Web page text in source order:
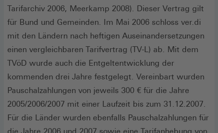
Tarifarchiv 2006, Meerkamp 2008). Dieser Vertrag gilt
für Bund und Gemeinden. Im Mai 2006 schloss ver.di
mit den Ländern nach heftigen Auseinandersetzungen
einen vergleichbaren Tarifvertrag (TV-L) ab. Mit dem
TVöD wurde auch die Entgeltentwicklung der
kommenden drei Jahre festgelegt. Vereinbart wurden
Pauschalzahlungen von jeweils 300 € für die Jahre
2005/2006/2007 mit einer Laufzeit bis zum 31.12.2007.
Für die Länder wurden ebenfalls Pauschalzahlungen für
die Jahre 2006 und 2007 sowie eine Tarifanhebung von